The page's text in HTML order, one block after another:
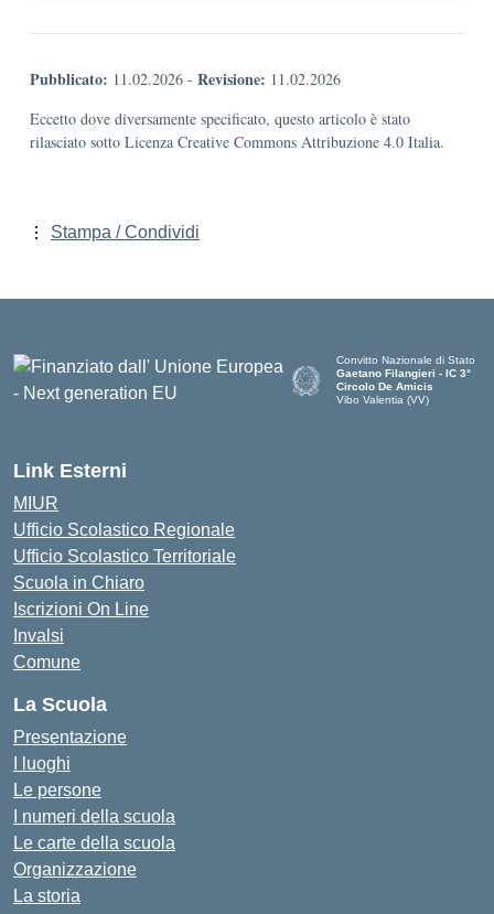
Pubblicato: 11.02.2026 - Revisione: 11.02.2026
Eccetto dove diversamente specificato, questo articolo è stato
rilasciato sotto Licenza Creative Commons Attribuzione 4.0 Italia.
Stampa / Condividi
Convitto Nazionale di Stato
Gaetano Filangieri - IC 3°
Circolo De Amicis
Vibo Valentia (VV)
Link Esterni
MIUR
Ufficio Scolastico Regionale
Ufficio Scolastico Territoriale
Scuola in Chiaro
Iscrizioni On Line
Invalsi
Comune
La Scuola
Presentazione
I luoghi
Le persone
I numeri della scuola
Le carte della scuola
Organizzazione
La storia